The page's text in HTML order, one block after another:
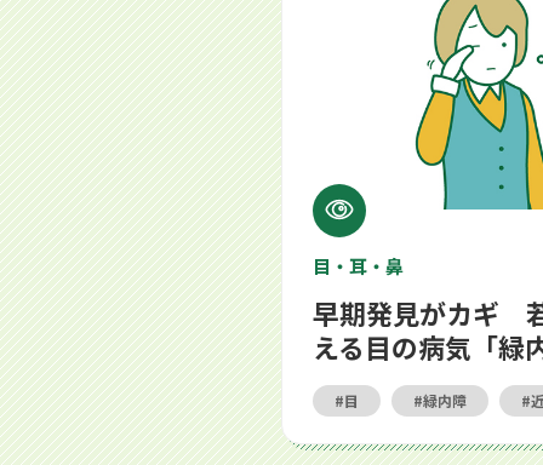
目・耳・鼻
早期発見がカギ
える目の病気「緑
目 緑内障